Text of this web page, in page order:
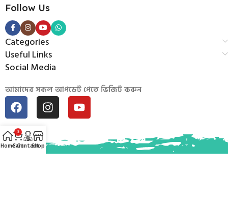
Follow Us
Categories
Useful Links
Social Media
আমাদের সকল আপডেট পেতে ভিজিট করুন
Home
0
CartContact
Shop